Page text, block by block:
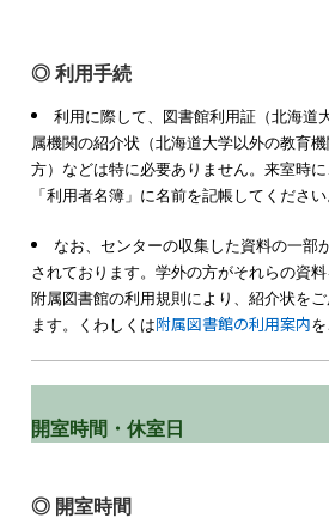
◎ 利用手続
利用に際して、図書館利用証（北海道
属機関の紹介状（北海道大学以外の教育
方）などは特に必要ありません。来室時
「利用者名簿」に名前を記帳してください
なお、センターの収集した資料の一部
されております。学外の方がそれらの資料
附属図書館の利用規則により、紹介状を
ます。くわしくは附属図書館の利用案内
開室時間・休室日
◎ 開室時間